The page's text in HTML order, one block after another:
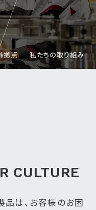
拠点 私たちの取り組み
CULTURE
は、お客様のお困